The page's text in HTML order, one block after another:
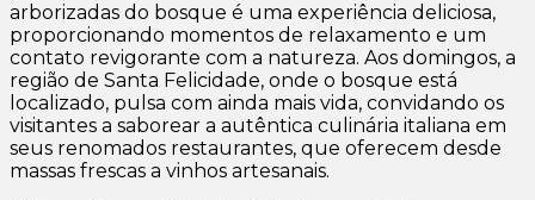
arborizadas do bosque é uma experiência deliciosa,
proporcionando momentos de relaxamento e um
contato revigorante com a natureza. Aos domingos, a
região de Santa Felicidade, onde o bosque está
localizado, pulsa com ainda mais vida, convidando os
visitantes a saborear a autêntica culinária italiana em
seus renomados restaurantes, que oferecem desde
massas frescas a vinhos artesanais.